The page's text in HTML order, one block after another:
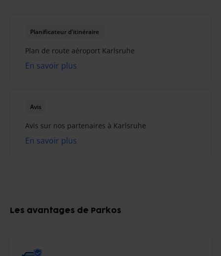
Planificateur d'itinéraire
Plan de route aéroport Karlsruhe
En savoir plus
Avis
Avis sur nos partenaires à Karlsruhe
En savoir plus
Les avantages de Parkos